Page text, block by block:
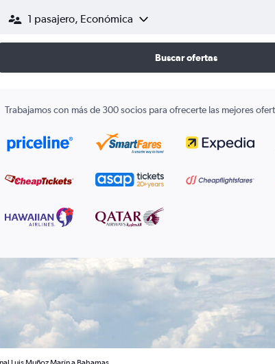
1 pasajero, Económica
Buscar ofertas
Trabajamos con más de 300 socios para ofrecerte las mejores